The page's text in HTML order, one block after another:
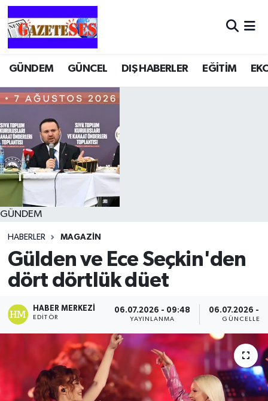
GÜNDEM GÜNCEL DIŞ HABERLER EĞİTİM
GÜNDEM
HABERLER MAGAZİN
Gülden ve Ece Seçkin'den
dört dörtlük düet
HABER MERKEZI
EDITÖR
06.07.2026 - 09:48
YAYINLANMA
06.07.2026 -